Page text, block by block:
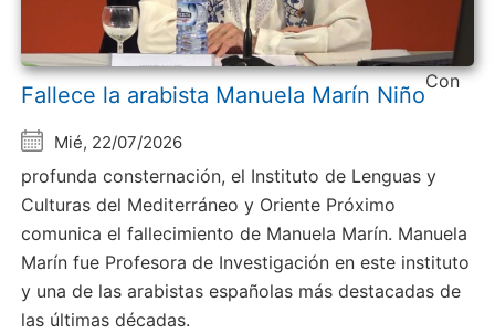
Fallece la arabista Manuela Marín Niño
Mié, 22/07/2026
Con
profunda consternación, el Instituto de Lenguas y
Culturas del Mediterráneo y Oriente Próximo
comunica el fallecimiento de Manuela Marín. Manuela
Marín fue Profesora de Investigación en este instituto
y una de las arabistas españolas más destacadas de
las últimas décadas.